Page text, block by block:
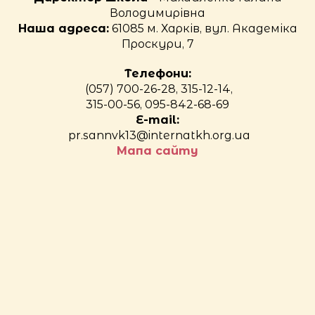
Володимирівна
Наша адреса:61085 м. Харків, вул. Академіка
Проскури, 7
Телефони:
(057) 700-26-28, 315-12-14,
315-00-56, 095-842-68-69
E-mail:
pr.sannvk13@internatkh.org.ua
Мапа сайту